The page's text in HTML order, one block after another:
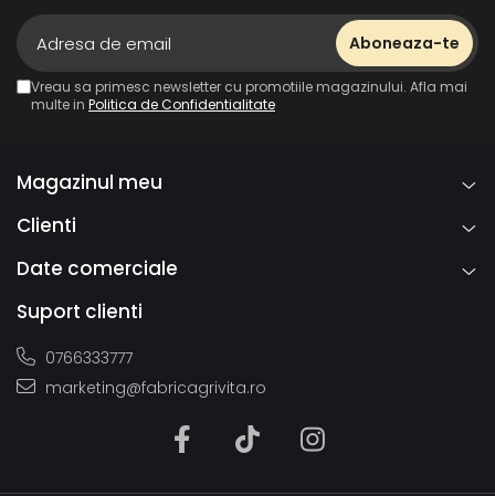
Vreau sa primesc newsletter cu promotiile magazinului. Afla mai
multe in Politica de Confidentialitate
Magazinul meu
Clienti
Date comerciale
Suport clienti
0766333777
marketing@fabricagrivita.ro